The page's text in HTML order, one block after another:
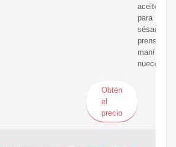
aceite,
para
sésamo
prensado,
maní,
nueces
Obtén
el
precio